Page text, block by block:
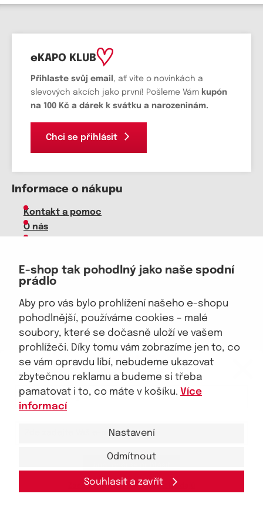
E-shop tak pohodlný jako naše spodní
prádlo
Aby pro vás bylo prohlížení našeho e-shopu
pohodlnější, používáme cookies – malé
soubory, které se dočasně uloží ve vašem
prohlížeči. Díky tomu vám zobrazíme jen to, co
se vám opravdu líbí, nebudeme ukazovat
zbytečnou reklamu a budeme si třeba
pamatovat i to, co máte v košíku. Více
informací
Nastavení
Odmítnout
Souhlasit a zavřít
eKAPO KLUB
Přihlaste svůj email , ať víte o novinkách a
slevových akcích jako první! Pošleme Vám kupón
na 100 Kč a dárek k svátku a narozeninám.
Chci se přihlásit
Informace o nákupu
Kontakt a pomoc
O nás
Velkoobchod
Vrácení zboží, reklamace
Obchodní podmínky
Průvodce spokojené ženy
Staňte se naším fanouškem
Jsme důvěryhodný obchod
Obchodní podmínky GDPR Mapa stránek
eKAPO KLUB
Sleva 100 Kč na první nákupnad 1000 Kč
Zásady zpracováníosobníchúdajů